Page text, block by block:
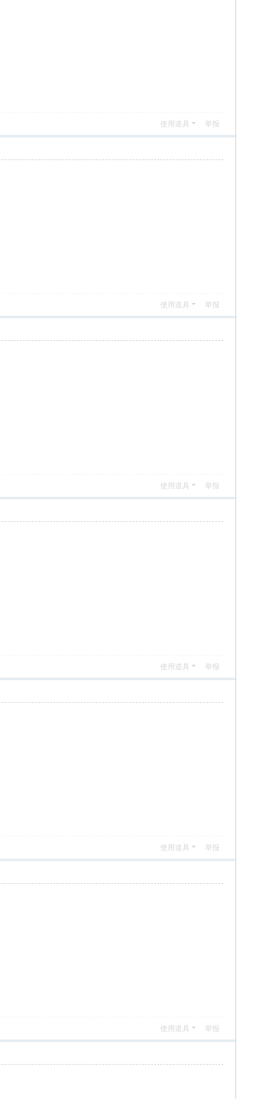
使用道具 举报
使用道具 举报
使用道具 举报
使用道具 举报
使用道具 举报
使用道具 举报